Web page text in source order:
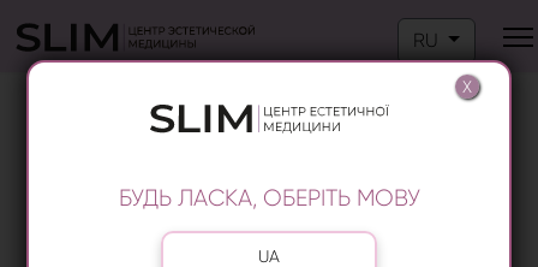
Выберите язык
RU
БИОРЕВИТАЛИЗАЦИЯ КОЖИ ЛИЦА НА
Если вы хотите увлажнить кожу, остановить внешнее
проявление возрастных изменений, рекомендуем
записаться на косметологическую процедуру
БУДЬ ЛАСКА, ОБЕРІТЬ МОВУ
Выберите язык
UA
X